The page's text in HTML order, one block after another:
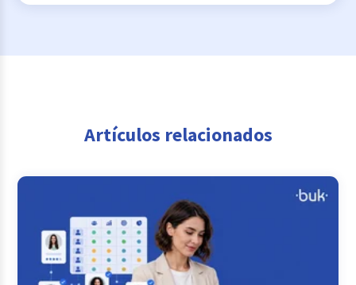
Artículos relacionados